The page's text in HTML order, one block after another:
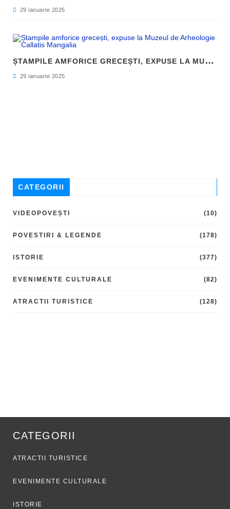
29 ianuarie 2025
Ș
TAMPILE AMFORICE GRECEȘTI, EXPUSE LA MUZEUL DE ARHEOLOGIE CALLATIS MANGALIA
29 ianuarie 2025
CATEGORII
VIDEOPOVEȘTI (10)
POVESTIRI & LEGENDE (178)
ISTORIE (377)
EVENIMENTE CULTURALE (82)
ATRACTII TURISTICE (128)
CATEGORII
ATRACTII TURISTICE
EVENIMENTE CULTURALE
ISTORIE